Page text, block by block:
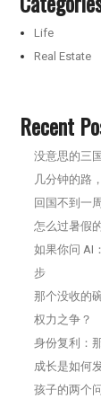
Life
Real Estate
Recent
没意思的三
几分钟的路
回国不到一
怎么过暑假
如果你问 AI
步
那个没收的
权力之争？
身份复利：
成长是如何
孩子的两个